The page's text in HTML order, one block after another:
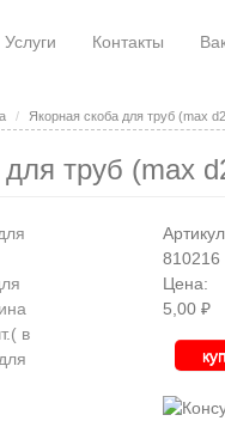
Услуги Контакты
Якорная скоба для труб (max
для труб (max
810216
Цена:
5,00 ₽